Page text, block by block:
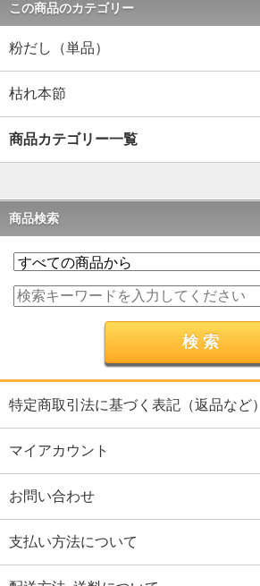
この商品のカテゴリー
粉だし（単品）
枯れ本節
商品カテゴリー一覧
商品検索
特定商取引法に基づく表記（返品など）
マイアカウント
お問い合わせ
支払い方法について